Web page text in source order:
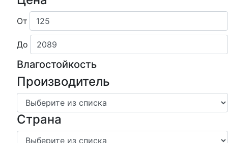
От
До
Влагостойкость
Производитель
Страна